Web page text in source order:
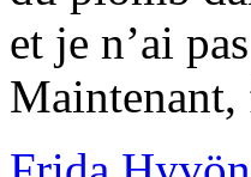
et je n’ai
Maintenant,